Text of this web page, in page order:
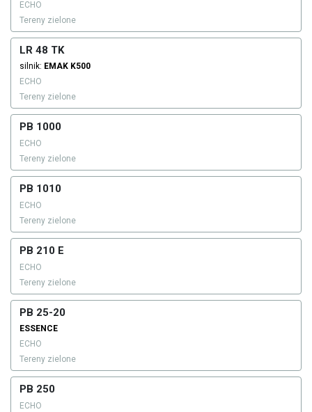
ECHO
Tereny zielone
LR 48 TK
silnik: EMAK K500
ECHO
Tereny zielone
PB 1000
ECHO
Tereny zielone
PB 1010
ECHO
Tereny zielone
PB 210 E
ECHO
Tereny zielone
PB 25-20
ESSENCE
ECHO
Tereny zielone
PB 250
ECHO